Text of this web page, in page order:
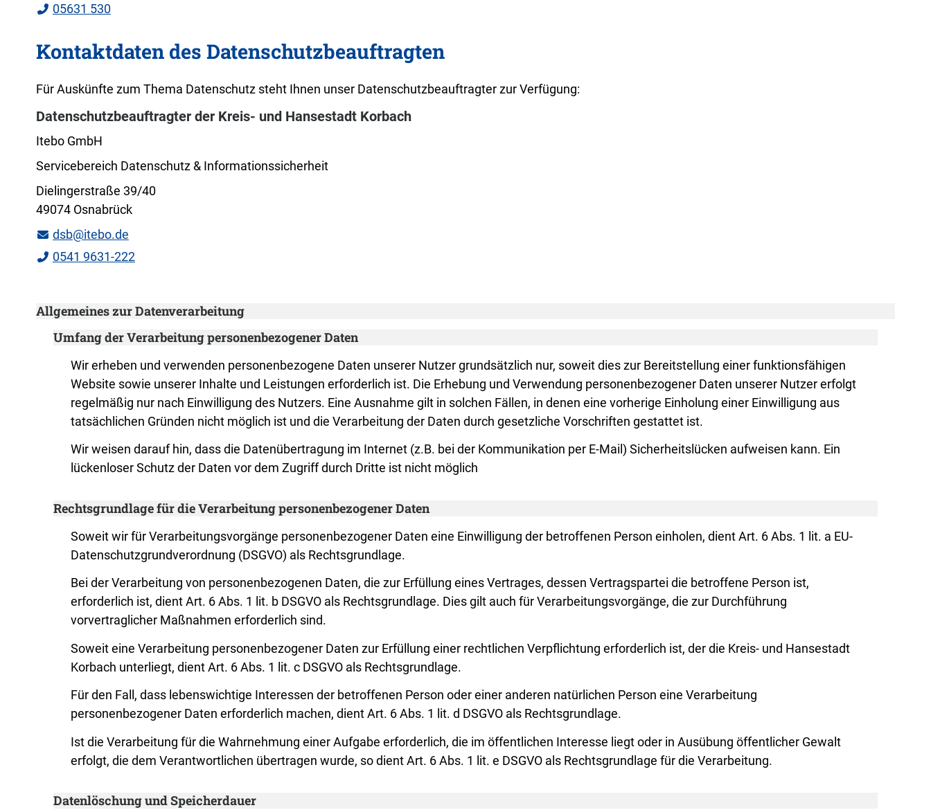
05631 530
Kontaktdaten des Datenschutzbeauftragten
Für Auskünfte zum Thema Datenschutz steht Ihnen unser Datenschutzbeauftragter zur Verfügung:
Datenschutzbeauftragter der Kreis- und Hansestadt Korbach
Itebo GmbH
Servicebereich Datenschutz & Informationssicherheit
Dielingerstraße 39/40
49074 Osnabrück
dsb@itebo.de
0541 9631-222
Allgemeines zur Datenverarbeitung
Umfang der Verarbeitung personenbezogener Daten
Wir erheben und verwenden personenbezogene Daten unserer Nutzer grundsätzlich nur, soweit dies zur Bereitstellung einer funktionsfähigen
Website sowie unserer Inhalte und Leistungen erforderlich ist. Die Erhebung und Verwendung personenbezogener Daten unserer Nutzer erfolgt
regelmäßig nur nach Einwilligung des Nutzers. Eine Ausnahme gilt in solchen Fällen, in denen eine vorherige Einholung einer Einwilligung aus
tatsächlichen Gründen nicht möglich ist und die Verarbeitung der Daten durch gesetzliche Vorschriften gestattet ist.
Wir weisen darauf hin, dass die Datenübertragung im Internet (z.B. bei der Kommunikation per E-Mail) Sicherheitslücken aufweisen kann. Ein
lückenloser Schutz der Daten vor dem Zugriff durch Dritte ist nicht möglich
Rechtsgrundlage für die Verarbeitung personenbezogener Daten
Soweit wir für Verarbeitungsvorgänge personenbezogener Daten eine Einwilligung der betroffenen Person einholen, dient Art. 6 Abs. 1 lit. a EU-
Datenschutzgrundverordnung (DSGVO) als Rechtsgrundlage.
Bei der Verarbeitung von personenbezogenen Daten, die zur Erfüllung eines Vertrages, dessen Vertragspartei die betroffene Person ist,
erforderlich ist, dient Art. 6 Abs. 1 lit. b DSGVO als Rechtsgrundlage. Dies gilt auch für Verarbeitungsvorgänge, die zur Durchführung
vorvertraglicher Maßnahmen erforderlich sind.
Soweit eine Verarbeitung personenbezogener Daten zur Erfüllung einer rechtlichen Verpflichtung erforderlich ist, der die Kreis- und Hansestadt
Korbach unterliegt, dient Art. 6 Abs. 1 lit. c DSGVO als Rechtsgrundlage.
Für den Fall, dass lebenswichtige Interessen der betroffenen Person oder einer anderen natürlichen Person eine Verarbeitung
personenbezogener Daten erforderlich machen, dient Art. 6 Abs. 1 lit. d DSGVO als Rechtsgrundlage.
Ist die Verarbeitung für die Wahrnehmung einer Aufgabe erforderlich, die im öffentlichen Interesse liegt oder in Ausübung öffentlicher Gewalt
erfolgt, die dem Verantwortlichen übertragen wurde, so dient Art. 6 Abs. 1 lit. e DSGVO als Rechtsgrundlage für die Verarbeitung.
Datenlöschung und Speicherdauer